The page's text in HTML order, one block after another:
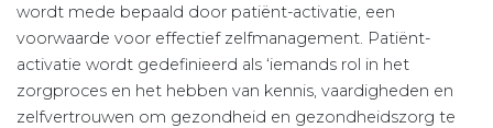
wordt mede bepaald door patiënt-activatie, een
voorwaarde voor effectief zelfmanagement. Patiënt-
activatie wordt gedefinieerd als ‘iemands rol in het
zorgproces en het hebben van kennis, vaardigheden en
zelfvertrouwen om gezondheid en gezondheidszorg te